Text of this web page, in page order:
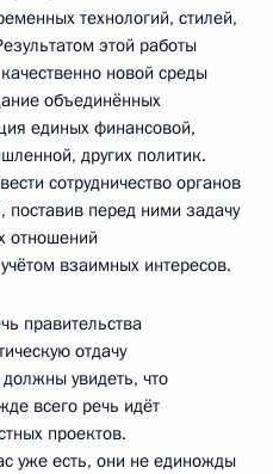
технологий, стилей,
этой работы
новой среды
объединённых
единых финансовой,
других политик.
сотрудничество органов
поставив перед ними задачу
отношений
взаимных интересов.
правительства
отдачу
увидеть, что
всего речь идёт
проектов.
уже есть, они не единожды